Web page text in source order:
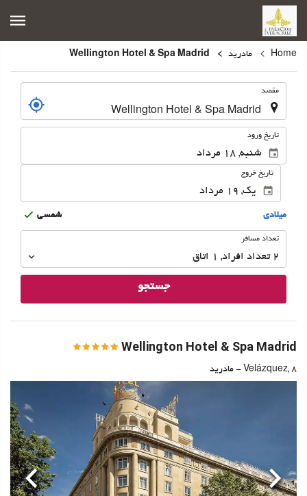
Home مادرید
مقصد
تاریخ ورود
تاریخ خروج
ميلادى شمسى
تعداد
تعداد مسافر
2 تعداد افراد ,
1 اتاق
جستجو
Wellington Hotel & Spa Madrid
Velázquez, 8 - مادرید
قبلی بعدی